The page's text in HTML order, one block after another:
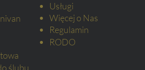
ślubu
Usługi
Więcej o Nas
Regulamin
RODO